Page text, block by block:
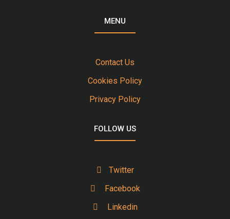
MENU
Contact Us
Cookies Policy
Privacy Policy
FOLLOW US
Twitter
Facebook
Linkedin